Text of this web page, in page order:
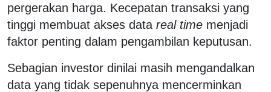
pergerakan harga. Kecepatan transaksi yang
tinggi membuat akses data real time menjadi
faktor penting dalam pengambilan keputusan.
Sebagian investor dinilai masih mengandalkan
data yang tidak sepenuhnya mencerminkan